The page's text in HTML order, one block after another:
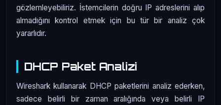
gözlemleyebiliriz. İstemcilerin doğru IP adreslerini alıp
almadığını kontrol etmek için bu tür bir analiz çok
yararlıdır.
DHCP Paket Analizi
Wireshark kullanarak DHCP paketlerini analiz ederken,
sadece belirli bir zaman aralığında veya belirli IP